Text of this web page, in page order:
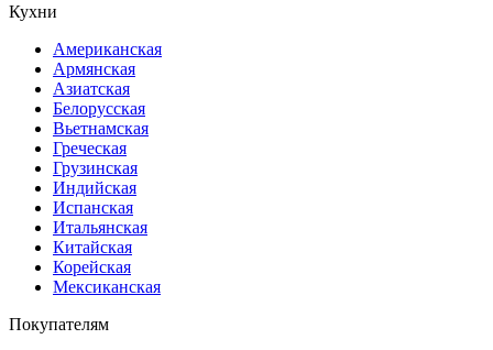
Кухни
Американская
Армянская
Азиатская
Белорусская
Вьетнамская
Греческая
Грузинская
Индийская
Испанская
Итальянская
Китайская
Корейская
Мексиканская
Покупателям